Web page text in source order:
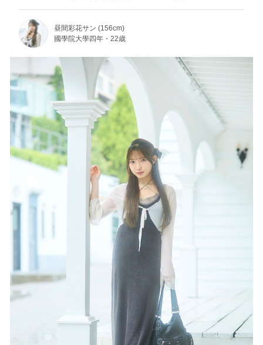
昼間彩花サン (156cm)
國學院大學四年・22歳